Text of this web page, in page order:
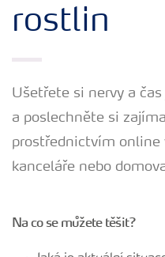
Yara email klub
rostlin
Ušetřete si nervy a
a poslechněte si
prostřednictvím online
kanceláře nebo
Na co se můžete těšit?